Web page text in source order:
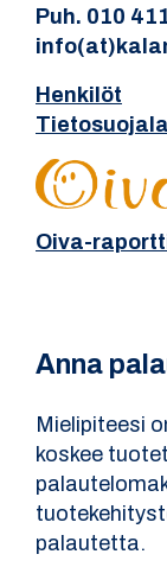
Puh. 010
Henkilöt
Oiva-
Anna
Mielipiteesi
koskee
palautetta.